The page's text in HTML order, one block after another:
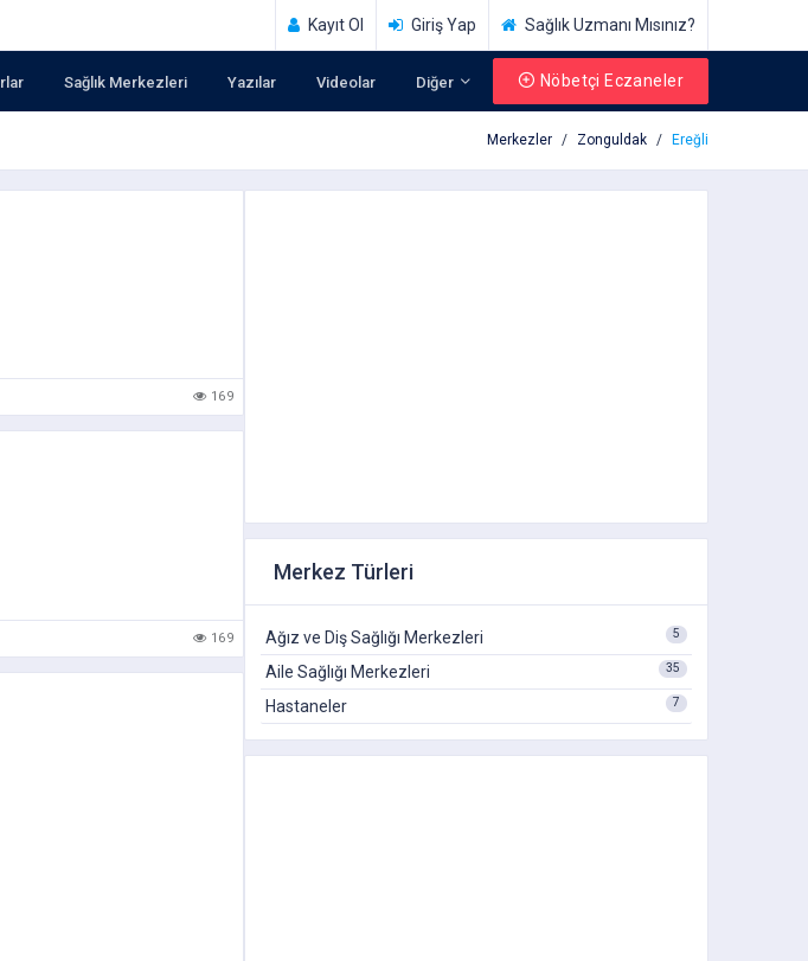
Kayıt Ol Giriş Yap Sağlık Uzmanı Mısınız?
Sağlık Merkezleri Yazılar Videolar Diğer Nöbetçi Eczaneler
Merkezler Zonguldak Ereğli
169
169
Merkez Türleri
Ağız ve Diş Sağlığı Merkezleri 5
Aile Sağlığı Merkezleri 35
Hastaneler 7